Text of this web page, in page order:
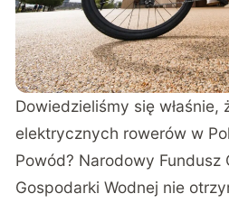
Dowiedzieliśmy sięwłaśnie,
elektrycznych rowerów w
Powód? Narodowy Fundusz
Gospodarki Wodnej nie